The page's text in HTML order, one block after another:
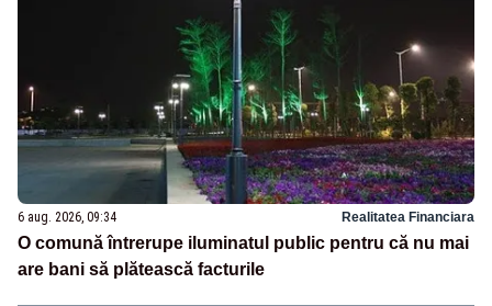
6 aug. 2026, 09:34 Realitatea Financiara
O comună întrerupe iluminatul public pentru că nu mai
are bani să plătească facturile